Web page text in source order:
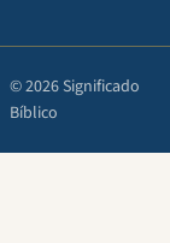
© 2026 Significado
Bíblico